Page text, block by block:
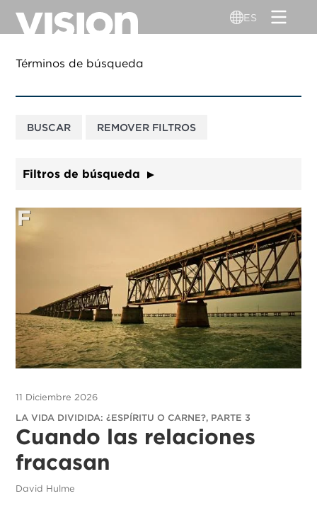
principal
ES
Términos de búsqueda
Filtros de búsqueda
11 Diciembre 2026
LA VIDA DIVIDIDA: ¿ESPÍRITU O CARNE?, PARTE 3
Cuando las relaciones
fracasan
David Hulme